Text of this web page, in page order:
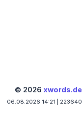
© 2026 xwords.de
06.08.2026 14:21 | 223640